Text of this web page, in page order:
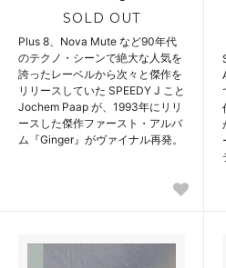
SOLD OUT
Plus 8、Nova Mute など90年代
のテクノ・シーンで絶大な人気を
誇ったレーベルから次々と傑作を
リリースしていた SPEEDY J こと
Jochem Paap が、1993年にリリ
ースした傑作ファースト・アルバ
ム『Ginger』がヴァイナル再発。